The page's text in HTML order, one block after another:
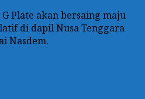
Plate akan bersaing maju
di dapil Nusa Tenggara
Nasdem.